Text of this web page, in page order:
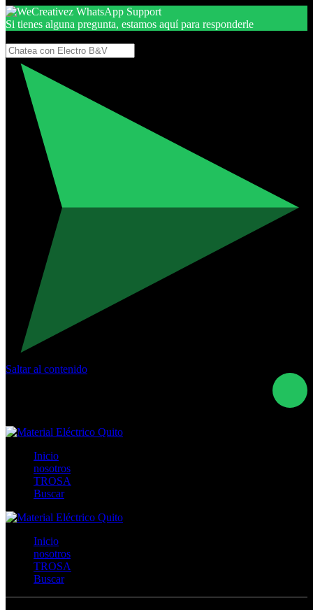
Si tienes alguna pregunta, estamos aquí para responderle
Saltar al contenido
Inicio
nosotros
TROSA
Buscar
Inicio
nosotros
TROSA
Buscar